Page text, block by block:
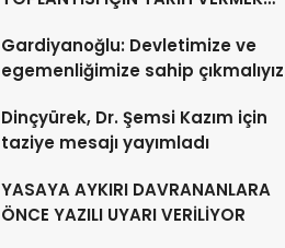
Gardiyanoğlu: Devletimize ve
egemenliğimize sahip çıkmalıyız
Dinçyürek, Dr. Şemsi Kazım için
taziye mesajı yayımladı
YASAYA AYKIRI DAVRANANLARA
ÖNCE YAZILI UYARI VERİLİYOR